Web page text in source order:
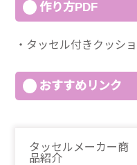
作り方PDF
タッセル付きクッシ
おすすめリンク
タッセルメーカー商
品紹介